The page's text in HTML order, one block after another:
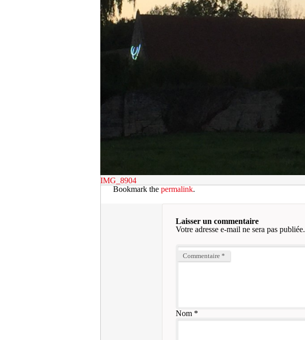
IMG_8904
Bookmark the permalink.
Laisser un commentaire
Votre adresse e-mail ne sera pas publiée.
Commentaire *
Nom*